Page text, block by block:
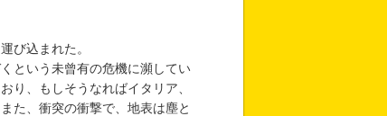
び込まれた。
という未曾有の危機に瀕してい
り、もしそうなればイタリア、
た、衝突の衝撃で、地表は塵と